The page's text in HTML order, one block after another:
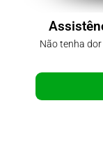
Não tenha